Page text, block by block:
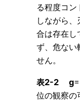
る程度コ
しながら
合は存在し
ず、危ない
せん。
表2-2 g
位の観察の